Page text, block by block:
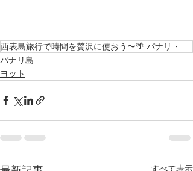
パナリ島
ヨット
すべて表示